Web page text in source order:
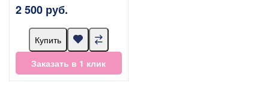
2 500 руб.
Купить
Заказать в 1 клик